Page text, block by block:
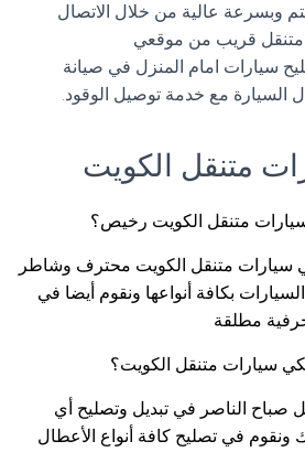
وبسرعة عالية من خلال الاتصال
قريب من موقعي
سيارات امام المنزل في صيانة
السيارة مع خدمة توصيل الوقود.
متنقل الكويت
متنقل الكويت رخيص؟
سيارات متنقل الكويت محترف وشاطر
بكافة أنواعها ونقوم أيضا في
مطلقة
سيارات متنقل الكويت؟
صباح الناصر في تبديل وتصليح أي
في تصليح كافة أنواع الأعطال